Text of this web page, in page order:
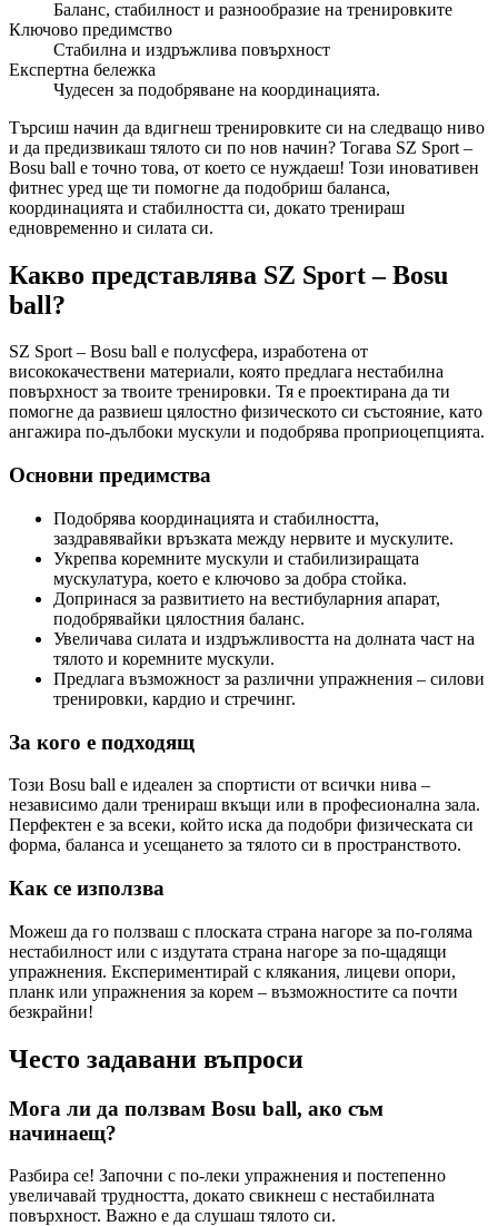
Баланс, стабилност и разнообразие на тренировките
Ключово предимство
Стабилна и издръжлива повърхност
Експертна бележка
Чудесен за подобряване на координацията.
Търсиш начин да вдигнеш тренировките си на следващо ниво
и да предизвикаш тялото си по нов начин? Тогава SZ Sport –
Bosu ball е точно това, от което се нуждаеш! Този иновативен
фитнес уред ще ти помогне да подобриш баланса,
координацията и стабилността си, докато тренираш
едновременно и силата си.
Какво представлява SZ Sport – Bosu
ball?
SZ Sport – Bosu ball е полусфера, изработена от
висококачествени материали, която предлага нестабилна
повърхност за твоите тренировки. Тя е проектирана да ти
помогне да развиеш цялостно физическото си състояние, като
ангажира по-дълбоки мускули и подобрява проприоцепцията.
Основни предимства
Подобрява координацията и стабилността,
заздравявайки връзката между нервите и мускулите.
Укрепва коремните мускули и стабилизиращата
мускулатура, което е ключово за добра стойка.
Допринася за развитието на вестибуларния апарат,
подобрявайки цялостния баланс.
Увеличава силата и издръжливостта на долната част на
тялото и коремните мускули.
Предлага възможност за различни упражнения – силови
тренировки, кардио и стречинг.
За кого е подходящ
Този Bosu ball е идеален за спортисти от всички нива –
независимо дали тренираш вкъщи или в професионална зала.
Перфектен е за всеки, който иска да подобри физическата си
форма, баланса и усещането за тялото си в пространството.
Как се използва
Можеш да го ползваш с плоската страна нагоре за по-голяма
нестабилност или с издутата страна нагоре за по-щадящи
упражнения. Експериментирай с клякания, лицеви опори,
планк или упражнения за корем – възможностите са почти
безкрайни!
Често задавани въпроси
Мога ли да ползвам Bosu ball, ако съм
начинаещ?
Разбира се! Започни с по-леки упражнения и постепенно
увеличавай трудността, докато свикнеш с нестабилната
повърхност. Важно е да слушаш тялото си.